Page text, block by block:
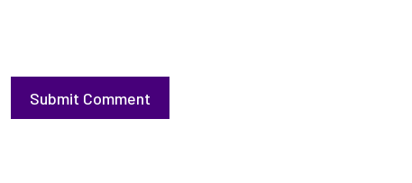
Submit Comment